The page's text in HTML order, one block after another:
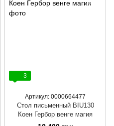
3
Артикул: 0000664477
Стол письменный BIU130
Коен Гербор венге магия